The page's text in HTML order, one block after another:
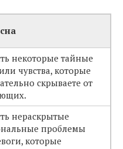
некоторые тайные
чувства, которые
скрываете от
нераскрытые
проблемы
которые